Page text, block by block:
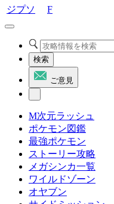
ジプソ
F
検索
ご意見
M次元ラッシュ
ポケモン図鑑
最強ポケモン
ストーリー攻略
メガシンカ一覧
ワイルドゾーン
オヤブン